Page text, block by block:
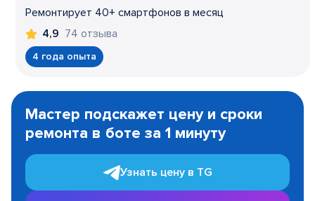
Ремонтирует 40+ смартфонов в месяц
4,9 74 отзыва
4 года опыта
1
Мастер подскажет цену и сроки
ремонта в боте за 1 минуту
Узнать цену в TG